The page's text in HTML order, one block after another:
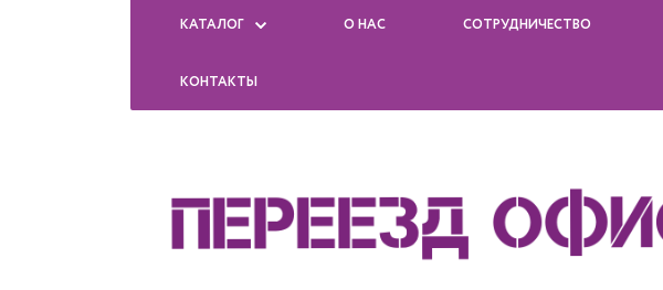
КАТАЛОГ О НАС СОТРУДНИЧЕСТВО
КОНТАКТЫ